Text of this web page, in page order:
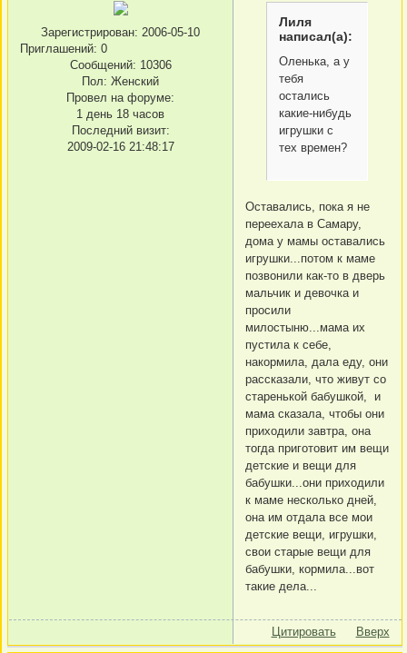
Зарегистрирован: 2006-05-10
Приглашений: 0
Сообщений: 10306
Пол: Женский
Провел на форуме:
1 день 18 часов
Последний визит:
2009-02-16 21:48:17
Лиля
написал(а):
Оленька, а у
тебя
остались
какие-нибудь
игрушки с
тех времен?
Оставались, пока я не
переехала в Самару,
дома у мамы оставались
игрушки...потом к маме
позвонили как-то в дверь
мальчик и девочка и
просили
милостыню...мама их
пустила к себе,
накормила, дала еду, они
рассказали, что живут со
старенькой бабушкой, и
мама сказала, чтобы они
приходили завтра, она
тогда приготовит им вещи
детские и вещи для
бабушки...они приходили
к маме несколько дней,
она им отдала все мои
детские вещи, игрушки,
свои старые вещи для
бабушки, кормила...вот
такие дела...
Цитировать Вверх